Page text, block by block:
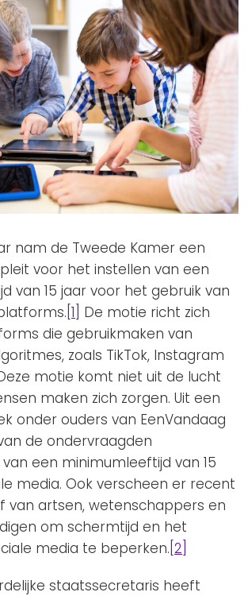
nam de Tweede Kamer een
voor het instellen van een
van 15 jaar voor het gebruik van
[1] De motie richt zich
die gebruikmaken van
zoals TikTok, Instagram
motie komt niet uit de lucht
maken zich zorgen. Uit een
onder ouders van EenVandaag
de ondervraagden
een minimumleeftijd van 15
media. Ook verscheen er recent
van artsen, wetenschappers en
om schermtijd en het
media te beperken. [2]
staatssecretaris heeft